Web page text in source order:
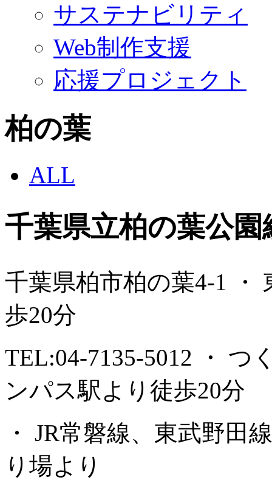
サステナビリティ
Web制作支援
応援プロジェクト
柏の葉
ALL
千葉県立柏の葉公園
千葉県柏市柏の葉4-1 ・
歩20分
TEL:04-7135-5012 ・ つ
ンパス駅より徒歩20分
・ JR常磐線、東武野田
り場より